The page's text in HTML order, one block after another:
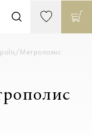
Метрополис